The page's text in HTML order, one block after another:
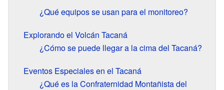
¿Qué equipos se usan para el monitoreo?
Explorando el Volcán Tacaná
¿Cómo se puede llegar a la cima del Tacaná?
Eventos Especiales en el Tacaná
¿Qué es la Confraternidad Montañista del